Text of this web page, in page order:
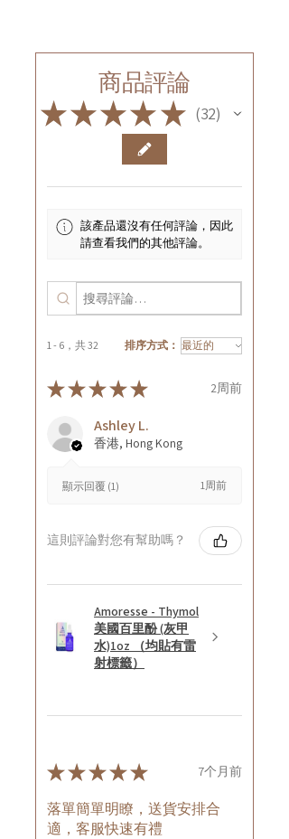
商品評論
★★★★★ 32
32
該產品還沒有任何評論，因此
請查看我們的其他評論。
1 - 6，共 32 排序方式：
★★★★★ 2周前
Ashley L.
香港, Hong Kong
顯示回覆 (1) 1周前
這則評論對您有幫助嗎？
Amoresse - Thymol
美國百里酚 (灰甲
水)1oz （均貼有雷
射標籤）
★★★★★ 7个月前
落單簡單明瞭，送貨安排合
適，客服快速有禮